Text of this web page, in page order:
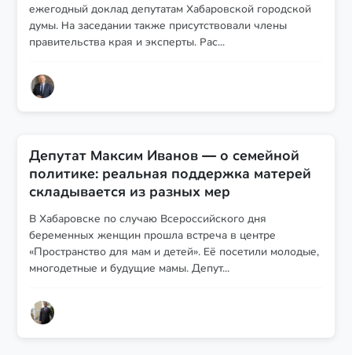
ежегодный доклад депутатам Хабаровской городской
думы. На заседании также присутствовали члены
правительства края и эксперты. Рас...
Депутат Максим Иванов — о семейной
политике: реальная поддержка матерей
складывается из разных мер
В Хабаровске по случаю Всероссийского дня
беременных женщин прошла встреча в центре
«Пространство для мам и детей». Её посетили молодые,
многодетные и будущие мамы. Депут...